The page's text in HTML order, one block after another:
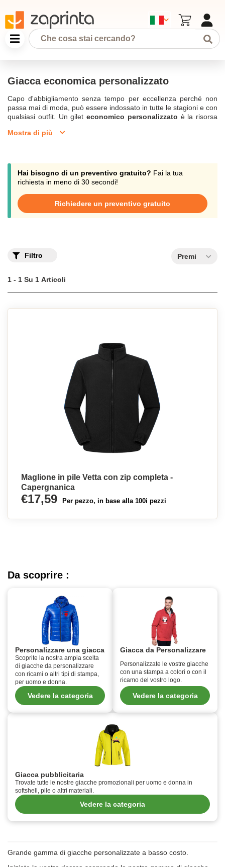
Giacca economica personalizzato
Capo d'abbigliamento senza tempo per eccellenza perché non
passa mai di moda, può essere indossato in tutte le stagioni e con
qualsiasi outfit. Un gilet economico personalizzato è la risorsa
grandi e piccini, una
budget grazie alla nostra selezione di
economiche. Ordinate a partire da 10 pezzi e approfittate tutti i
nostri consigli! Via chat, telefono o e-mail all'indirizzo
dubbio.
Budget ridotto? Scegliete dalla nostra selezione di giacche
Mostra di più
Hai bisogno di un preventivo gratuito? Fai la tua
richiesta in meno di 30 secondi!
Richiedere un preventivo gratuito
Filtro Premi
1 - 1 Su 1 Articoli
Maglione in pile Vetta con zip completa -
Capergnanica
€17,59 Per pezzo, in base alla 100i pezzi
Da scoprire :
Personalizzare una giacca
Scoprite la nostra ampia scelta
di giacche da personalizzare
con ricami o altri tipi di stampa,
per uomo e donna.
Vedere la categoria
Giacca da Personalizzare
Personalizzate le vostre giacche
con una stampa a colori o con il
ricamo del vostro logo.
Vedere la categoria
Giacca pubblicitaria
Trovate tutte le nostre giacche promozionali per uomo e donna in
softshell, pile o altri materiali.
Vedere la categoria
Grande gamma di giacche personalizzate a basso costo.